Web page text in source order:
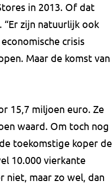
in 2013. Of dat
“Er zijn natuurlijk ook
crisis
Maar de komst van
15,7 miljoen euro. Ze
waard. Om toch nog
toekomstige koper de
10.000 vierkante
niet, maar zo wel, dan